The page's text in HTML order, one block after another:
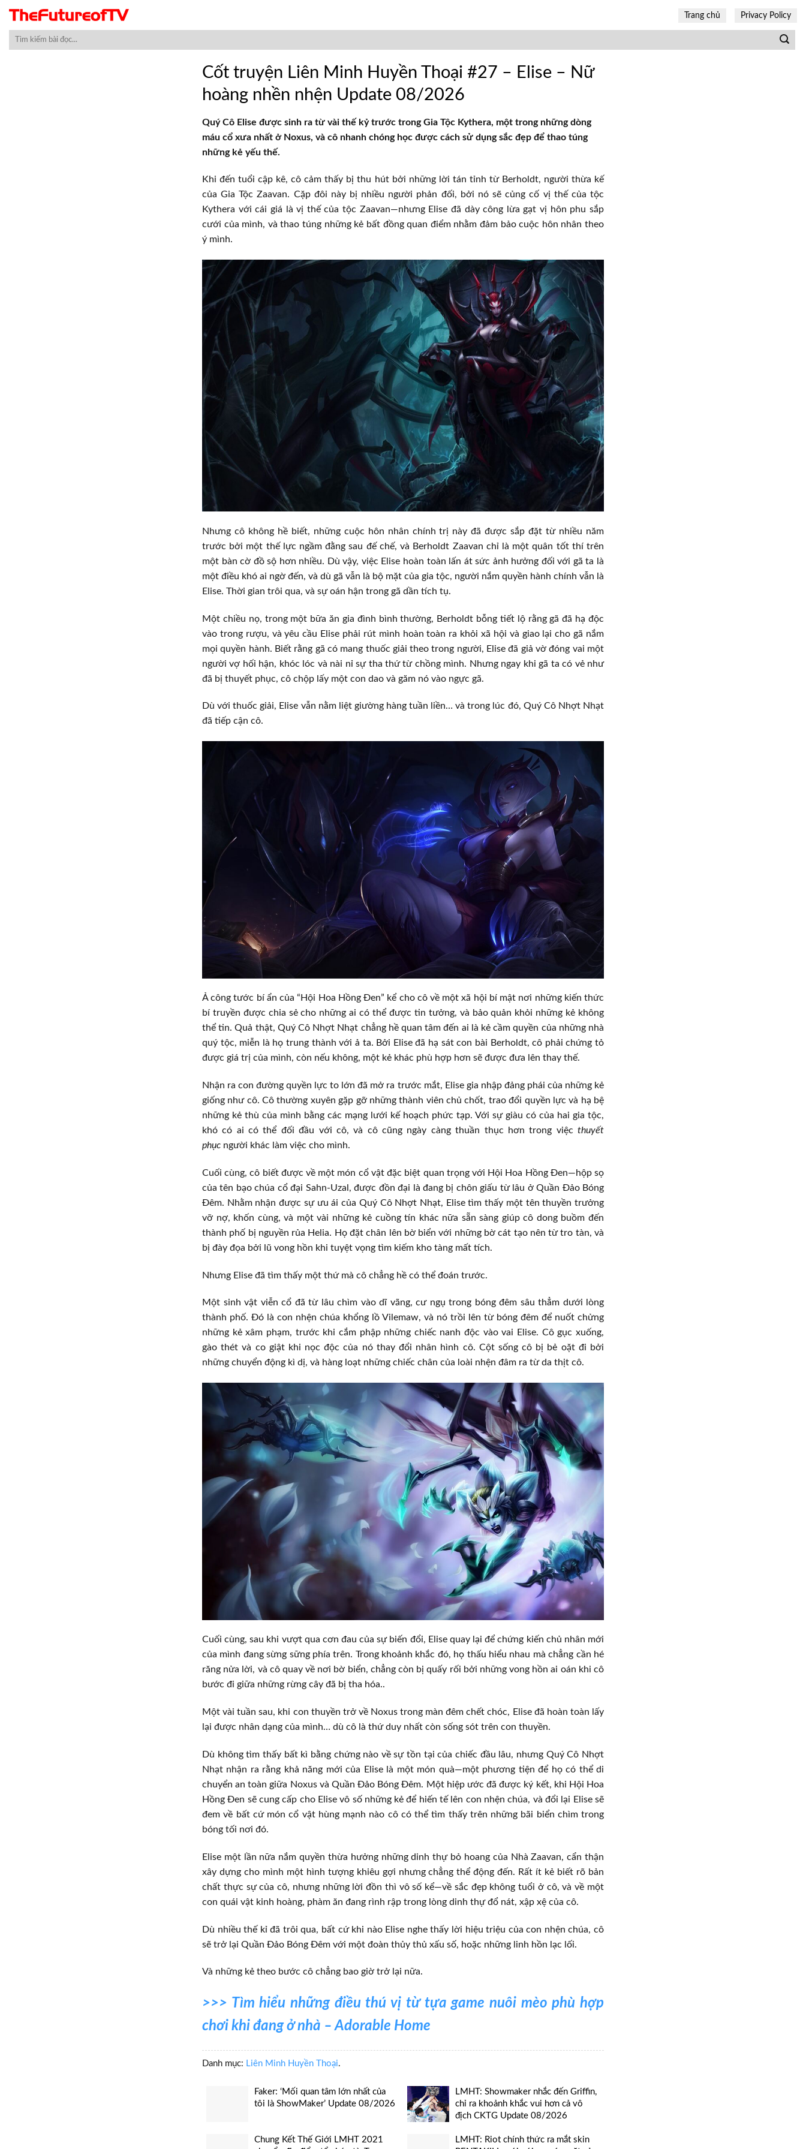
Skip
content
Trang chủ Privacy Policy
Cốt truyện Liên Minh Huyền Thoại #27 – Elise – Nữ
hoàng nhền nhện Update 08/2026
Quý Cô Elise được sinh ra từ vài thế kỷ trước trong Gia Tộc Kythera, một trong những dòng
máu cổ xưa nhất ở Noxus, và cô nhanh chóng học được cách sử dụng sắc đẹp để thao túng
những kẻ yếu thế.
Khi đến tuổi cập kê, cô cảm thấy bị thu hút bởi những lời tán tỉnh từ Berholdt, người thừa kế
của Gia Tộc Zaavan. Cặp đôi này bị nhiều người phản đối, bởi nó sẽ củng cố vị thế của tộc
Kythera với cái giá là vị thế của tộc Zaavan—nhưng Elise đã dày công lừa gạt vị hôn phu sắp
cưới của mình, và thao túng những kẻ bất đồng quan điểm nhằm đảm bảo cuộc hôn nhân theo
ý mình.
Nhưng cô không hề biết, những cuộc hôn nhân chính trị này đã được sắp đặt từ nhiều năm
trước bởi một thế lực ngầm đằng sau đế chế, và Berholdt Zaavan chỉ là một quân tốt thí trên
một bàn cờ đồ sộ hơn nhiều. Dù vậy, việc Elise hoàn toàn lấn át sức ảnh hưởng đối với gã ta là
một điều khó ai ngờ đến, và dù gã vẫn là bộ mặt của gia tộc, người nắm quyền hành chính vẫn là
Elise. Thời gian trôi qua, và sự oán hận trong gã dần tích tụ.
Một chiều nọ, trong một bữa ăn gia đình bình thường, Berholdt bỗng tiết lộ rằng gã đã hạ độc
vào trong rượu, và yêu cầu Elise phải rút mình hoàn toàn ra khỏi xã hội và giao lại cho gã nắm
mọi quyền hành. Biết rằng gã có mang thuốc giải theo trong người, Elise đã giả vờ đóng vai một
người vợ hối hận, khóc lóc và nài nỉ sự tha thứ từ chồng mình. Nhưng ngay khi gã ta có vẻ như
đã bị thuyết phục, cô chộp lấy một con dao và găm nó vào ngực gã.
Dù với thuốc giải, Elise vẫn nằm liệt giường hàng tuần liền… và trong lúc đó, Quý Cô Nhợt Nhạt
đã tiếp cận cô.
Ả công tước bí ẩn của “Hội Hoa Hồng Đen” kể cho cô về một xã hội bí mật nơi những kiến thức
bí truyền được chia sẻ cho những ai có thể được tin tưởng, và bảo quản khỏi những kẻ không
thể tin. Quả thật, Quý Cô Nhợt Nhạt chẳng hề quan tâm đến ai là kẻ cầm quyền của những nhà
quý tộc, miễn là họ trung thành với ả ta. Bởi Elise đã hạ sát con bài Berholdt, cô phải chứng tỏ
được giá trị của mình, còn nếu không, một kẻ khác phù hợp hơn sẽ được đưa lên thay thế.
Nhận ra con đường quyền lực to lớn đã mở ra trước mắt, Elise gia nhập đảng phái của những kẻ
giống như cô. Cô thường xuyên gặp gỡ những thành viên chủ chốt, trao đổi quyền lực và hạ bệ
những kẻ thù của mình bằng các mạng lưới kế hoạch phức tạp. Với sự giàu có của hai gia tộc,
khó có ai có thể đối đầu với cô, và cô cũng ngày càng thuần thục hơn trong việc thuyết
phục người khác làm việc cho mình.
Cuối cùng, cô biết được về một món cổ vật đặc biệt quan trọng với Hội Hoa Hồng Đen—hộp sọ
của tên bạo chúa cổ đại Sahn-Uzal, được đồn đại là đang bị chôn giấu từ lâu ở Quần Đảo Bóng
Đêm. Nhằm nhận được sự ưu ái của Quý Cô Nhợt Nhạt, Elise tìm thấy một tên thuyền trưởng
vỡ nợ, khốn cùng, và một vài những kẻ cuồng tín khác nữa sẵn sàng giúp cô dong buồm đến
thành phố bị nguyền rủa Helia. Họ đặt chân lên bờ biển với những bờ cát tạo nên từ tro tàn, và
bị đày đọa bởi lũ vong hồn khi tuyệt vọng tìm kiếm kho tàng mất tích.
Nhưng Elise đã tìm thấy một thứ mà cô chẳng hề có thể đoán trước.
Một sinh vật viễn cổ đã từ lâu chìm vào dĩ vãng, cư ngụ trong bóng đêm sâu thẳm dưới lòng
thành phố. Đó là con nhện chúa khổng lồ Vilemaw, và nó trồi lên từ bóng đêm để nuốt chửng
những kẻ xâm phạm, trước khi cắm phập những chiếc nanh độc vào vai Elise. Cô gục xuống,
gào thét và co giật khi nọc độc của nó thay đổi nhân hình cô. Cột sống cô bị bẻ oặt đi bởi
những chuyển động kì dị, và hàng loạt những chiếc chân của loài nhện đâm ra từ da thịt cô.
Cuối cùng, sau khi vượt qua cơn đau của sự biến đổi, Elise quay lại để chứng kiến chủ nhân mới
của mình đang sừng sững phía trên. Trong khoảnh khắc đó, họ thấu hiểu nhau mà chẳng cần hé
răng nửa lời, và cô quay về nơi bờ biển, chẳng còn bị quấy rối bởi những vong hồn ai oán khi cô
bước đi giữa những rừng cây đã bị tha hóa..
Một vài tuần sau, khi con thuyền trở về Noxus trong màn đêm chết chóc, Elise đã hoàn toàn lấy
lại được nhân dạng của mình… dù cô là thứ duy nhất còn sống sót trên con thuyền.
Dù không tìm thấy bất kì bằng chứng nào về sự tồn tại của chiếc đầu lâu, nhưng Quý Cô Nhợt
Nhạt nhận ra rằng khả năng mới của Elise là một món quà—một phương tiện để họ có thể di
chuyển an toàn giữa Noxus và Quần Đảo Bóng Đêm. Một hiệp ước đã được ký kết, khi Hội Hoa
Hồng Đen sẽ cung cấp cho Elise vô số những kẻ để hiến tế lên con nhện chúa, và đổi lại Elise sẽ
đem về bất cứ món cổ vật hùng mạnh nào cô có thể tìm thấy trên những bãi biển chìm trong
bóng tối nơi đó.
Elise một lần nữa nắm quyền thừa hưởng những dinh thự bỏ hoang của Nhà Zaavan, cẩn thận
xây dựng cho mình một hình tượng khiêu gợi nhưng chẳng thể động đến. Rất ít kẻ biết rõ bản
chất thực sự của cô, nhưng những lời đồn thì vô số kể—về sắc đẹp không tuổi ở cô, và về một
con quái vật kinh hoàng, phàm ăn đang rình rập trong lòng dinh thự đổ nát, xập xệ của cô.
Dù nhiều thế kỉ đã trôi qua, bất cứ khi nào Elise nghe thấy lời hiệu triệu của con nhện chúa, cô
sẽ trở lại Quần Đảo Bóng Đêm với một đoàn thủy thủ xấu số, hoặc những linh hồn lạc lối.
Và những kẻ theo bước cô chẳng bao giờ trở lại nữa.
>>> Tìm hiểu những điều thú vị từ tựa game nuôi mèo phù hợp
chơi khi đang ở nhà – Adorable Home
Danh mục: Liên Minh Huyền Thoại.
Faker: ‘Mối quan tâm lớn nhất của
tôi là ShowMaker’ Update 08/2026
LMHT: Showmaker nhắc đến Griffin,
chỉ ra khoảnh khắc vui hơn cả vô
địch CKTG Update 08/2026
Chung Kết Thế Giới LMHT 2021
LMHT: Riot chính thức ra mắt skin